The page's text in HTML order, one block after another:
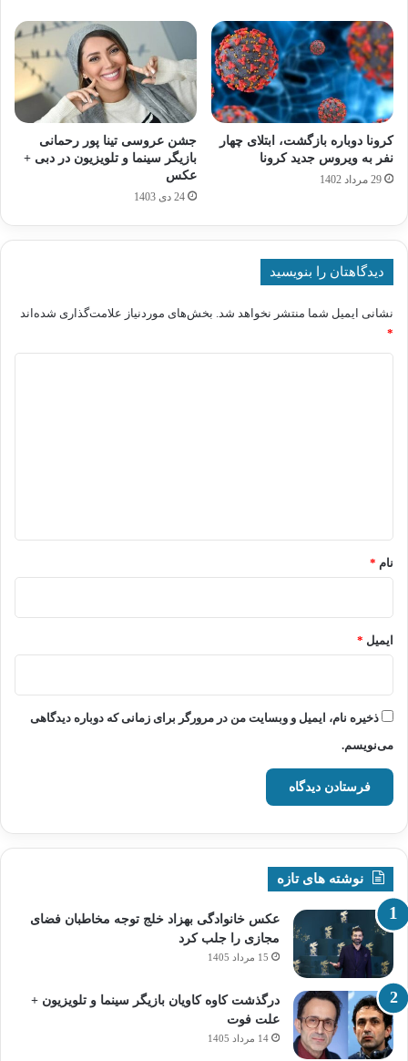
کرونا دوباره بازگشت، ابتلای چهار
نفر به ویروس جدید کرونا
29 مرداد 1402
جشن عروسی تینا پور رحمانی
بازیگر سینما و تلویزیون در دبی +
عکس
24 دی 1403
دیدگاهتان را بنویسید
نشانی ایمیل شما منتشر نخواهد شد. بخش‌های موردنیاز علامت‌گذاری شده‌اند
*
نام *
ایمیل *
ذخیره نام، ایمیل و وبسایت من در مرورگر برای زمانی که دوباره دیدگاهی
می‌نویسم.
نوشته های تازه
عکس خانوادگی بهزاد خلج توجه مخاطبان فضای
مجازی را جلب کرد
15 مرداد 1405
درگذشت کاوه کاویان بازیگر سینما و تلویزیون +
علت فوت
14 مرداد 1405